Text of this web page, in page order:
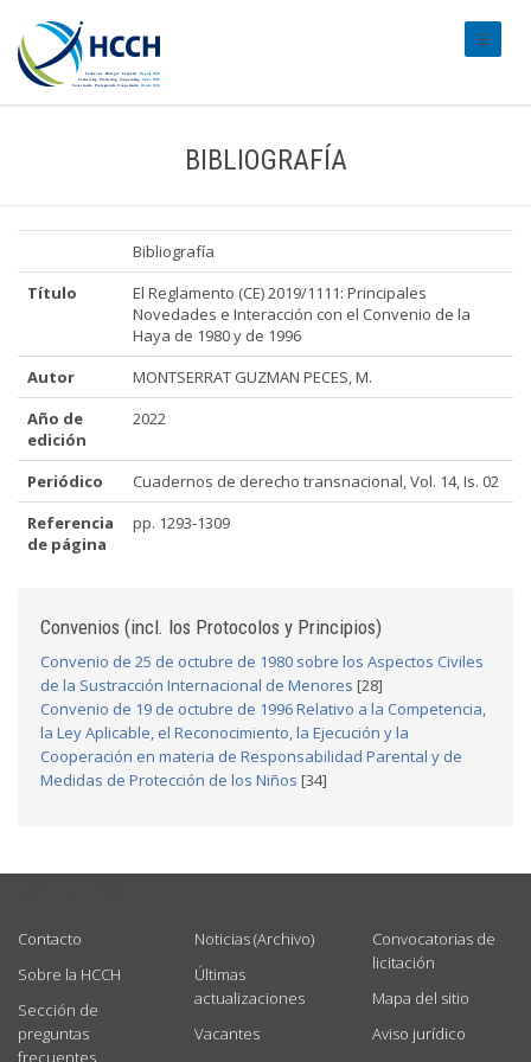
BIBLIOGRAFÍA
Bibliografía
Título
El Reglamento (CE) 2019/1111: Principales
Novedades e Interacción con el Convenio de la
Haya de 1980 y de 1996
Autor
MONTSERRAT GUZMAN PECES, M.
Año de
edición
2022
Periódico
Cuadernos de derecho transnacional, Vol. 14, Is. 02
Referencia
de página
pp. 1293-1309
Convenios (incl. los Protocolos y Principios)
Convenio de 25 de octubre de 1980 sobre los Aspectos Civiles
de la Sustracción Internacional de Menores [28]
Convenio de 19 de octubre de 1996 Relativo a la Competencia,
la Ley Aplicable, el Reconocimiento, la Ejecución y la
Cooperación en materia de Responsabilidad Parental y de
Medidas de Protección de los Niños [34]
Contacto
Sobre la HCCH
Sección de
preguntas
frecuentes
Noticias (Archivo)
Últimas
actualizaciones
Vacantes
Convocatorias de
licitación
Mapa del sitio
Aviso jurídico